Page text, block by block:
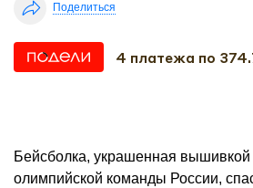
Поделиться
4 платежа по
Бейсболка, украшенная
олимпийской команды России,